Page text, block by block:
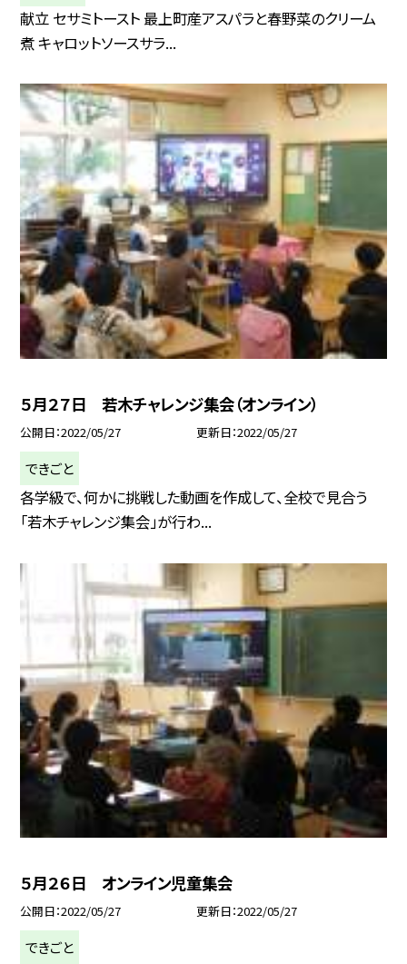
献立 セサミトースト 最上町産アスパラと春野菜のクリーム
煮 キャロットソースサラ...
５月２７日 若木チャレンジ集会（オンライン）
公開日 2022/05/27 更新日 2022/05/27
できごと
各学級で、何かに挑戦した動画を作成して、全校で見合う
「若木チャレンジ集会」が行わ...
５月２６日 オンライン児童集会
公開日 2022/05/27 更新日 2022/05/27
できごと